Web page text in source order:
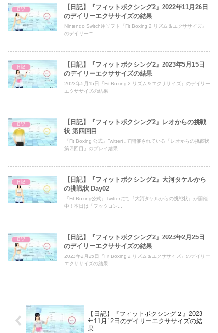
日記
【日記】『フィットボクシング2』2022年11月26日
のデイリーエクササイズの結果
Nintendo Switch用ソフト『Fit Boxing 2 リズム＆エクササイズ』
のデイリーエ...
日記
【日記】『フィットボクシング2』2023年5月15日
のデイリーエクササイズの結果
2023年5月15日『Fit Boxing 2 リズム＆エクササイズ』のデイリー
エクササイズの結果
日記
【日記】『フィットボクシング2』レオからの挑戦
状 第四回目
『Fit Boxing 公式』Twitterにて開催されている『レオからの挑戦状
第四回目』のプレイ結果
日記
【日記】『フィットボクシング2』大河タケルから
の挑戦状 Day02
『Fit Boxing公式』Twitterにて『大河タケルからの挑戦状』が開催
中！本日は『フックコン...
日記
【日記】『フィットボクシング2』2023年2月25日
のデイリーエクササイズの結果
2023年2月25日『Fit Boxing 2 リズム＆エクササイズ』のデイリー
エクササイズの結果
【日記】『フィットボクシング２』2023
年11月12日のデイリーエクササイズの結
果